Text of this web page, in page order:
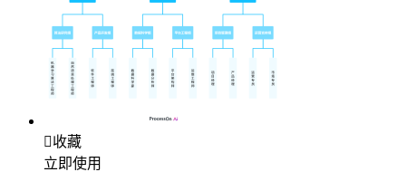
收藏
立即使用